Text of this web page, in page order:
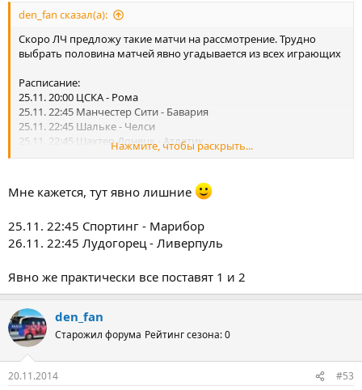
den_fan сказал(а):
Скоро ЛЧ предложу такие матчи на рассмотрение. Трудно
выбрать половина матчей явно угадывается из всех играющих
Расписание:
25.11. 20:00 ЦСКА - Рома
25.11. 22:45 Манчестер Сити - Бавария
25.11. 22:45 Шальке - Челси
25.11. 22:45 Шахтер Донецк - Атлетик
25.11. 22:45 Спортинг - Марибор
26.11. 22:45 Андерлехт - Галатасарай
26.11. 22:45 Арсенал - Боруссия Д
26.11. 22:45 Лудогорец - Ливерпуль
Нажмите, чтобы раскрыть...
Мне кажется, тут явно лишние
25.11. 22:45 Спортинг - Марибор
26.11. 22:45 Лудогорец - Ливерпуль
Явно же практически все поставят 1 и 2
den_fan
Старожил форума Рейтинг сезона: 0
20.11.2014 #53